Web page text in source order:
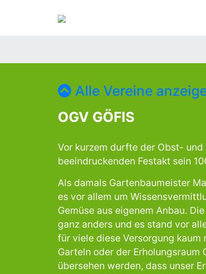
Alle Vereine
OGV GÖFIS
Vor kurzem durfte der Obst-
beeindruckenden Festakt sein
Als damals Gartenbaumeister
es vor allem um
Gemüse aus eigenem Anbau.
ganz anders und es stand vor
für viele diese Versorgung
Garteln oder der
übersehen werden, dass unser